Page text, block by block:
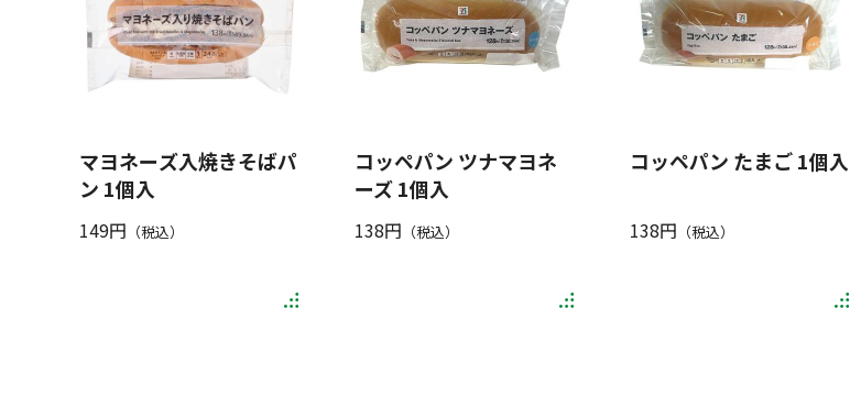
マヨネーズ入焼きそばパ
ン 1個入
149円 （税込）
コッペパン ツナマヨネ
ーズ 1個入
138円 （税込）
コッペパン たまご 1個入
138円 （税込）